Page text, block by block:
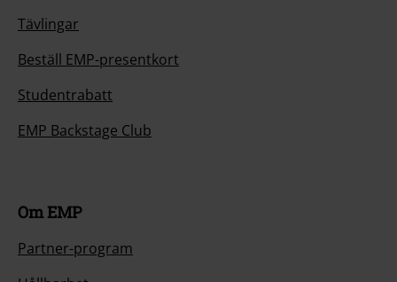
Tävlingar
Beställ EMP-presentkort
Studentrabatt
EMP Backstage Club
Om EMP
Partner-program